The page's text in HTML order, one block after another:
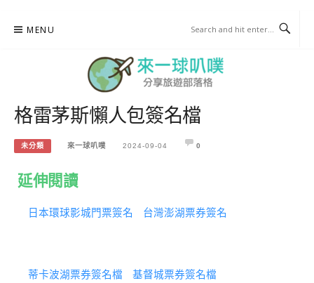
MENU
來一球叭噗
格雷茅斯懶人包簽名檔
未分類 來一球叭噗 2024-09-04 0
延伸閱讀
日本環球影城門票簽名 台灣澎湖票券簽名
蒂卡波湖票券簽名檔 基督城票券簽名檔